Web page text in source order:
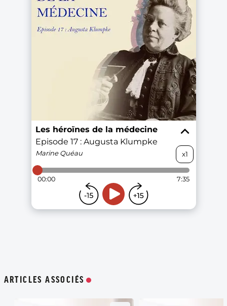
ARTICLES ASSOCIÉS